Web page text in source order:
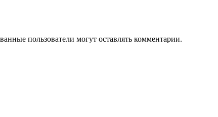
пользователи могут оставлять комментарии.